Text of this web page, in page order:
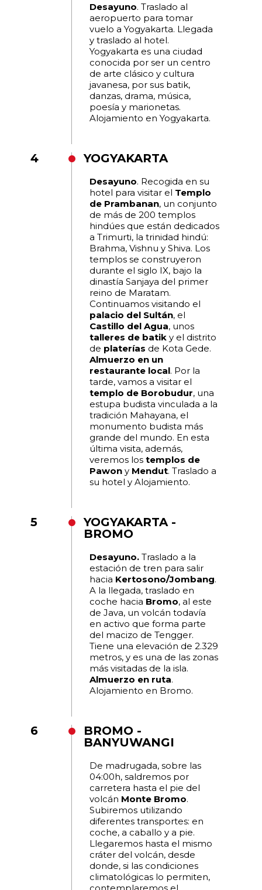
Desayuno. Traslado al
aeropuerto para tomar
vuelo a Yogyakarta. Llegada
y traslado al hotel.
Yogyakarta es una ciudad
conocida por ser un centro
de arte clásico y cultura
javanesa, por sus batik,
danzas, drama, música,
poesía y marionetas.
Alojamiento en Yogyakarta.
4 YOGYAKARTA
Desayuno. Recogida en su
hotel para visitar el Templo
de Prambanan, un conjunto
de más de 200 templos
hindúes que están dedicados
a Trimurti, la trinidad hindú:
Brahma, Vishnu y Shiva. Los
templos se construyeron
durante el siglo IX, bajo la
dinastía Sanjaya del primer
reino de Maratam.
Continuamos visitando el
palacio del Sultán, el
Castillo del Agua, unos
talleres de batik y el distrito
de platerías de Kota Gede.
Almuerzo en un
restaurante local. Por la
tarde, vamos a visitar el
templo de Borobudur, una
estupa budista vinculada a la
tradición Mahayana, el
monumento budista más
grande del mundo. En esta
última visita, además,
veremos lostemplos de
Pawon y Mendut. Traslado a
su hotel y Alojamiento.
5
YOGYAKARTA -
BROMO
Desayuno. Traslado a la
estación de tren para salir
hacia Kertosono/Jombang.
A la llegada, traslado en
coche hacia Bromo, al este
de Java, un volcán todavía
en activo que forma parte
del macizo de Tengger.
Tiene una elevación de 2.329
metros, y es una de las zonas
más visitadas de la isla.
Almuerzo en ruta.
Alojamiento en Bromo.
6
BROMO -
BANYUWANGI
De madrugada, sobre las
04:00h, saldremos por
carretera hasta el pie del
volcán Monte Bromo.
Subiremos utilizando
diferentes transportes: en
coche, a caballo y a pie.
Llegaremos hasta el mismo
cráter del volcán, desde
donde, si las condiciones
climatológicas lo permiten,